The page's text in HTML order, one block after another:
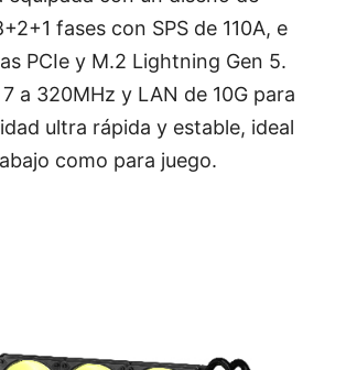
fases con SPS de 110A, e
PCIe y M.2 Lightning Gen 5.
a 320MHz y LAN de 10G para
ultra rápida y estable, ideal
como para juego.